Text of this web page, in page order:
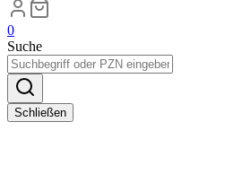
0
Suche
Schließen